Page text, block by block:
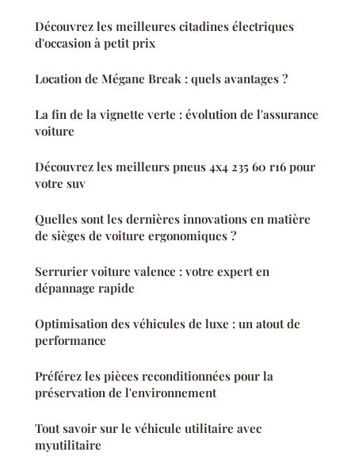
Découvrez les meilleures citadines électriques
d'occasion à petit prix
Location de Mégane Break : quels avantages ?
La fin de la vignette verte : évolution de l'assurance
voiture
Découvrez les meilleurs pneus 4x4 235 60 r16 pour
votre suv
Quelles sont les dernières innovations en matière
de sièges de voiture ergonomiques ?
Serrurier voiture valence : votre expert en
dépannage rapide
Optimisation des véhicules de luxe : un atout de
performance
Préférez les pièces reconditionnées pour la
préservation de l'environnement
Tout savoir sur le véhicule utilitaire avec
myutilitaire